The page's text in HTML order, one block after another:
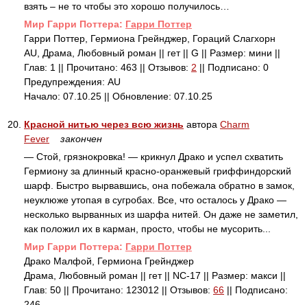
взять – не то чтобы это хорошо получилось…
Mир Гарри Поттера: Гарри Поттер
Гарри Поттер, Гермиона Грейнджер, Гораций Слагхорн
AU, Драма, Любовный роман || гет || G || Размер: мини ||
Глав: 1 || Прочитано: 463 || Отзывов: 2 || Подписано: 0
Предупреждения: AU
Начало: 07.10.25 || Обновление: 07.10.25
20. Красной нитью через всю жизнь автора Charm
Fever
закончен
— Стой, грязнокровка! — крикнул Драко и успел схватить
Гермиону за длинный красно-оранжевый гриффиндорский
шарф. Быстро вырвавшись, она побежала обратно в замок,
неуклюже утопая в сугробах. Все, что осталось у Драко —
несколько вырванных из шарфа нитей. Он даже не заметил,
как положил их в карман, просто, чтобы не мусорить...
Mир Гарри Поттера: Гарри Поттер
Драко Малфой, Гермиона Грейнджер
Драма, Любовный роман || гет || NC-17 || Размер: макси ||
Глав: 50 || Прочитано: 123012 || Отзывов: 66 || Подписано: